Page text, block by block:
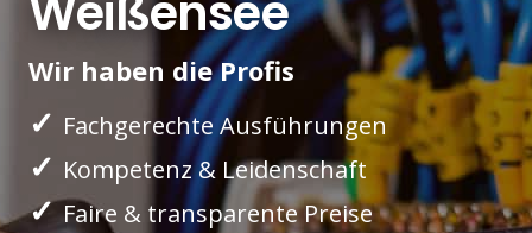
Wir haben die Profis
✓ Fachgerechte Ausführungen
✓ Kompetenz & Leidenschaft
✓Faire & transparente Preise